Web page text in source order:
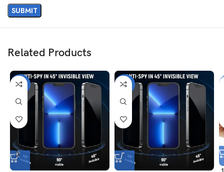
Related Products
-56% -56%